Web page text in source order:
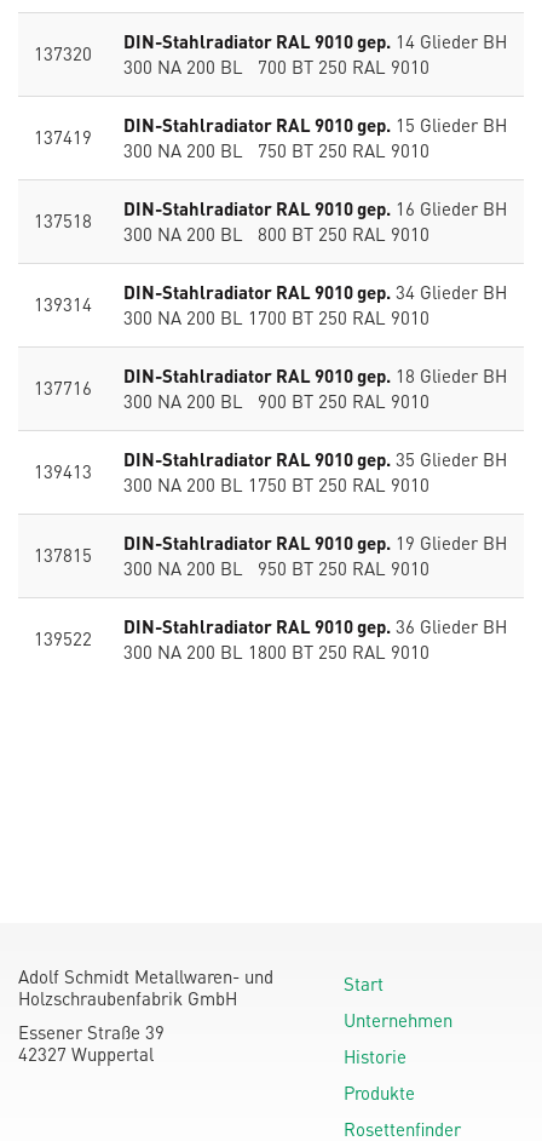
137320 DIN-Stahlradiator RAL 9010 gep. 14 Glieder BH
300 NA 200 BL 700 BT 250 RAL 9010
137419 DIN-Stahlradiator RAL 9010 gep. 15 Glieder BH
300 NA 200 BL 750 BT 250 RAL 9010
137518 DIN-Stahlradiator RAL 9010 gep. 16 Glieder BH
300 NA 200 BL 800 BT 250 RAL 9010
139314 DIN-Stahlradiator RAL 9010 gep. 34 Glieder BH
300 NA 200 BL 1700 BT 250 RAL 9010
137716 DIN-Stahlradiator RAL 9010 gep. 18 Glieder BH
300 NA 200 BL 900 BT 250 RAL 9010
139413 DIN-Stahlradiator RAL 9010 gep. 35 Glieder BH
300 NA 200 BL 1750 BT 250 RAL 9010
137815 DIN-Stahlradiator RAL 9010 gep. 19 Glieder BH
300 NA 200 BL 950 BT 250 RAL 9010
139522 DIN-Stahlradiator RAL 9010 gep. 36 Glieder BH
300 NA 200 BL 1800 BT 250 RAL 9010
Adolf Schmidt Metallwaren- und
Holzschraubenfabrik GmbH
Essener Straße 39
42327 Wuppertal
Start
Unternehmen
Historie
Produkte
Rosettenfinder